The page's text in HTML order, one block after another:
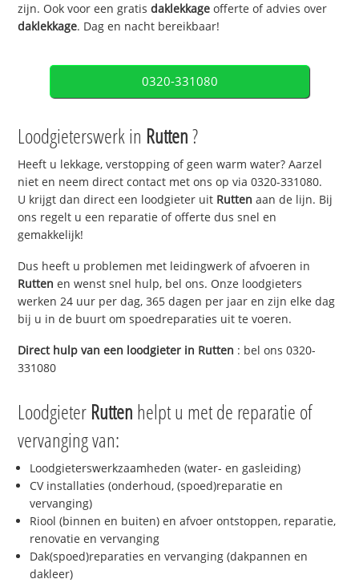
zijn. Ook voor een gratisdaklekkage offerte of advies over
daklekkage. Dag en nacht bereikbaar!
0320-331080
Loodgieterswerk in Rutten?
Heeft u lekkage, verstopping of geen warm water? Aarzel
niet en neem direct contact met ons op via 0320-331080.
U krijgt dan direct een loodgieter uit Ruttenaan de lijn. Bij
ons regelt u een reparatie of offerte dus snel en
gemakkelijk!
Dus heeft u problemen met leidingwerk of afvoeren in
Ruttenen wenst snel hulp, bel ons. Onze loodgieters
werken 24 uur per dag, 365 dagen per jaar en zijn elke dag
bij u in de buurt om spoedreparaties uit te voeren.
Direct hulp van een loodgieter in Rutten : bel ons 0320-
331080
Loodgieter Rutten helpt u met de reparatie of
vervanging van:
Loodgieterswerkzaamheden (water- en gasleiding)
CV installaties (onderhoud, (spoed)reparatie en
vervanging)
Riool (binnen en buiten) en afvoer ontstoppen, reparatie,
renovatie en vervanging
Dak(spoed)reparaties en vervanging (dakpannen en
dakleer)